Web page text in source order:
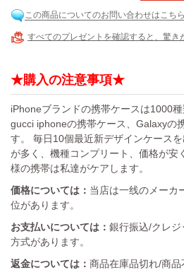
この商品についてのお問い合わせはこち
すべてのプレゼントを確認すると、驚き
★購入の注意事項★
iPhoneブランドの携帯ケースは1000種
gucci iphoneの携帯ケース、Galaxyの
す。 毎日10個最近新デザインケース
が多く、機種コンプリート、価格が安
様の携帯は私達がケアします。
価格については： 当店は一线のメーカ
位があります。
お支払いについては： 銀行振込/クレジ
方式があります。
返金については： 商品在庫品切れ/商